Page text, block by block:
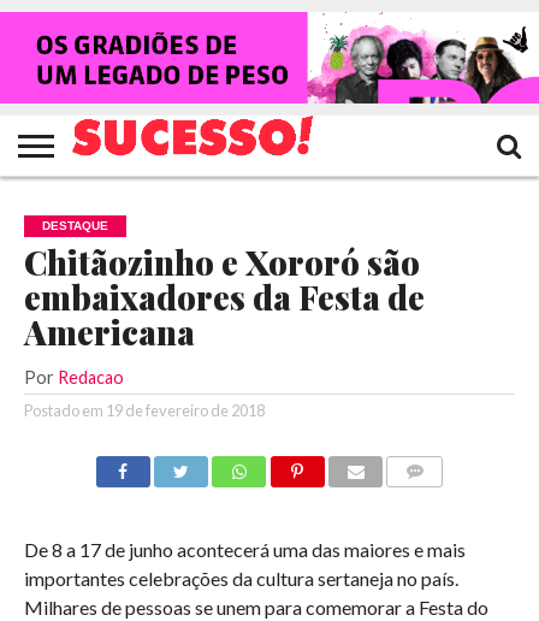
HOME
NOTÍCIAS
SHOWS
ENTREVISTAS
CLIQUES
RANKING
CROWLEY
TV
SUCESSO!
REVISTA
SUCESSO!
DESTAQUE
Chitãozinho e Xororó são
embaixadores da Festa de
Americana
Por Redacao
Postado em 19 de fevereiro de 2018
De 8 a 17 de junho acontecerá uma das maiores e mais
importantes celebrações da cultura sertaneja no país.
Milhares de pessoas se unem para comemorar a Festa do